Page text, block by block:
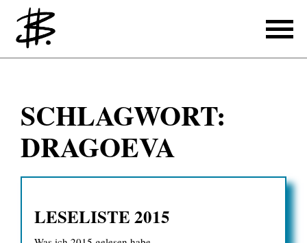
Schreiben
Referenzen
Produzieren
Übersetzen
SCHLAGWORT:
DRAGOEVA
LESELISTE 2015